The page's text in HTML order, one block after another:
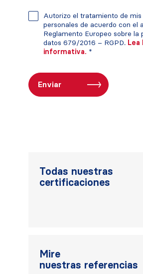
Autorizo el tratamiento de mis
personales de acuerdo con el
Reglamento Europeo sobre la
datos 679/2016 – RGPD. Lea
informativa. *
Todas nuestras
certificaciones
Mire
nuestras referencias